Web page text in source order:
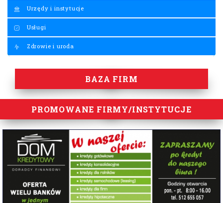
Urzędy i instytucje
Usługi
Zdrowie i uroda
BAZA FIRM
PROMOWANE FIRMY/INSTYTUCJE